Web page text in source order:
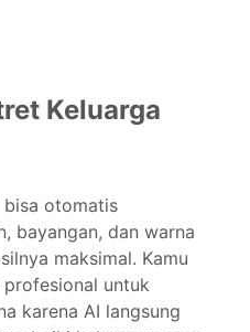
Keluarga
otomatis
bayangan, dan warna
maksimal. Kamu
untuk
karena AI langsung